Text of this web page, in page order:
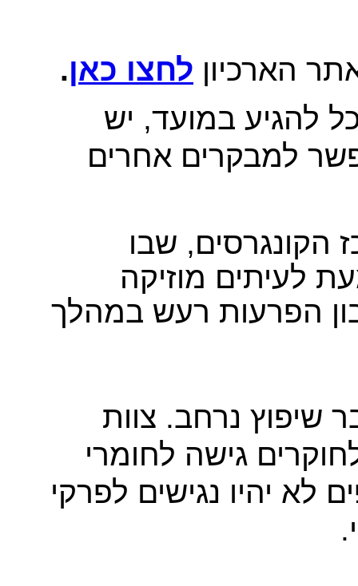
הארכיון לחצו כאן.​
למבקרים אחרים
הקונגרסים, שבו
לעיתים מוזיקה
הפרעות רעש במהלך
שיפוץ נרחב. צוות
גישה לחומרי
לא יהיו נגישים לפרקי